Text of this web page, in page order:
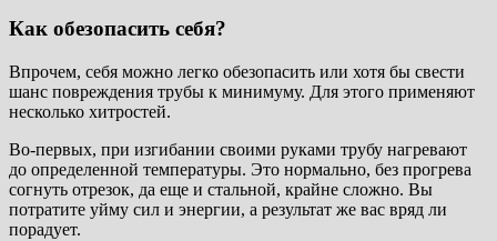
Как обезопасить себя?
Впрочем, себя можно легко обезопасить или хотя бы свести
шанс повреждения трубы к минимуму. Для этого применяют
несколько хитростей.
Во-первых, при изгибании своими руками трубу нагревают
до определенной температуры. Это нормально, без прогрева
согнуть отрезок, да еще и стальной, крайне сложно. Вы
потратите уйму сил и энергии, а результат же вас вряд ли
порадует.